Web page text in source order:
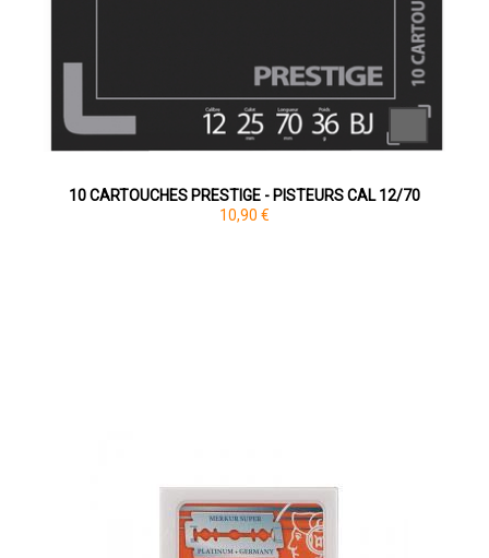
10 CARTOUCHES PRESTIGE - PISTEURS CAL 12/70
10,90 €